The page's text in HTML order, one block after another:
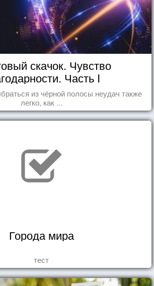
скачок. Чувство
Часть I
из чёрной полосы неудач также
легко, как ...
Города мира
тест